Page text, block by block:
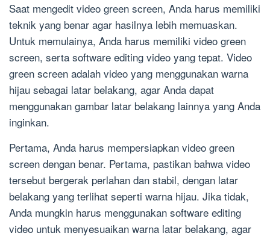
Saat mengedit video green screen, Anda harus memiliki
teknik yang benar agar hasilnya lebih memuaskan.
Untuk memulainya, Anda harus memiliki video green
screen, serta software editing video yang tepat. Video
green screen adalah video yang menggunakan warna
hijau sebagai latar belakang, agar Anda dapat
menggunakan gambar latar belakang lainnya yang Anda
inginkan.
Pertama, Anda harus mempersiapkan video green
screen dengan benar. Pertama, pastikan bahwa video
tersebut bergerak perlahan dan stabil, dengan latar
belakang yang terlihat seperti warna hijau. Jika tidak,
Anda mungkin harus menggunakan software editing
video untuk menyesuaikan warna latar belakang, agar